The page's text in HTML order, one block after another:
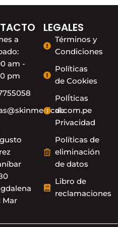
a
am -
pm
Mar
LEGALES
Términos y
Condiciones
Políticas
de Cookies
PolÍticas
de
Privacidad
Políticas de
eliminación
de datos
Libro de
reclamaciones